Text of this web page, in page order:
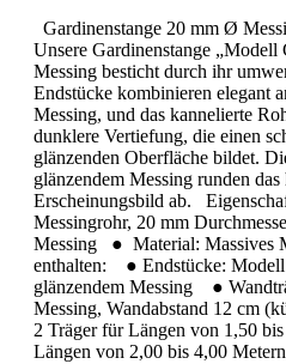
Gardinenstange 20 mm Ø
Unsere Gardinenstange „Modell
Messing besticht durch ihr
Endstücke kombinieren elegant
Messing, und das kannelierte
dunklere Vertiefung, die einen
glänzenden Oberfläche bildet.
glänzendem Messing runden
Erscheinungsbild ab.
Messingrohr, 20 mm
Messing ● Material: Massives
enthalten: ● Endstücke: Modell
glänzendem Messing ●
Messing, Wandabstand 12 cm
2 Träger für Längen von 1,50
Längen von 2,00 bis 4,00